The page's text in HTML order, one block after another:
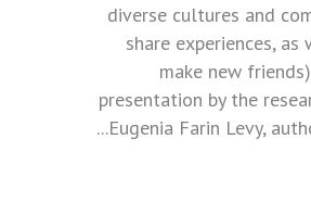
diverse cultures and
share experiences,
make new
presentation by the
Eugenia Farin Levy,